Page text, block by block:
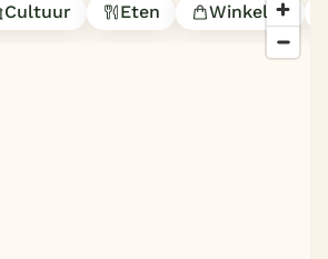
Cultuur Eten Winkelen